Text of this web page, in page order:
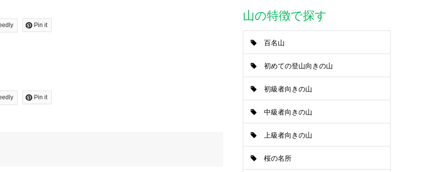
Pin it
Pin it
山の特徴で探す
百名山
初めての登山向きの山
初級者向きの山
中級者向きの山
上級者向きの山
桜の名所